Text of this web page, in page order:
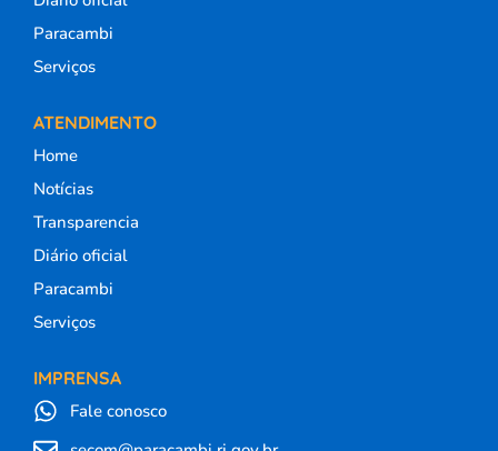
Paracambi
Serviços
ATENDIMENTO
Home
Notícias
Transparencia
Diário oficial
Paracambi
Serviços
IMPRENSA
Fale conosco